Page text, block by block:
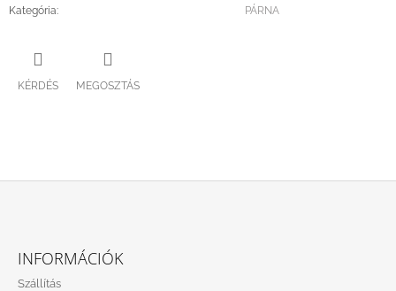
Kategória: PÁRNA
KÉRDÉS MEGOSZTÁS
INFORMÁCIÓK
Szállítás